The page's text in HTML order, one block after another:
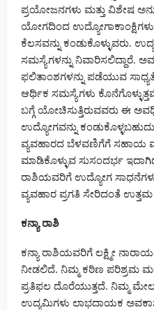
ಪ್ರಯೋಜನಗಳು ಮತ್ತು ವಿಶೇಷ
ಯೋಗದಿಂದ
ಕೆಲಸವನ್ನು ಕಂಡುಕೊಳ್ಳುವರು.
ಸಮಸ್ಯೆಗಳನ್ನು ನಿವಾರಿಸಲಿದ್ದಾರೆ.
ಫಲಿತಾಂಶಗಳನ್ನು ಪಡೆಯುವ
ಆರ್ಥಿಕ ಸಮಸ್ಯೆಗಳು
ಬಗ್ಗೆ ಯೋಚಿಸುತ್ತಿರುವವರು ಈ
ಉದ್ಯೋಗವನ್ನು
ವ್ಯವಹಾರದ ಬೆಳವಣಿಗೆಗೆ ಸಹಾಯ
ಮಾಡಿಕೊಳ್ಳುವ ಸುಸಂದರ್ಭ
ರಾಶಿಯವರಿಗೆ ಉದ್ಯೋಗ
ವ್ಯವಹಾರ ಪ್ರಗತಿ ಸೇರಿದಂತೆ
ಕನ್ಯಾ ರಾಶಿ
ಕನ್ಯಾ ರಾಶಿಯವರಿಗೆ ಲಕ್ಷ್ಮೀ
ನೀಡಲಿದೆ. ನಿಮ್ಮ ಕಠಿಣ ಪರಿಶ್ರಮ
ಪ್ರತಿಫಲ ದೊರೆಯುತ್ತದೆ. ನಿಮ್ಮ
ಉದ್ಯಮಿಗಳು ಲಾಭದಾಯಕ